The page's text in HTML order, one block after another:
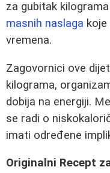
za gubitak
masnih naslaga
vremena.
Zagovornici ove
kilograma,
dobija na energiji.
se radi o
imati određene
Originalni Recept